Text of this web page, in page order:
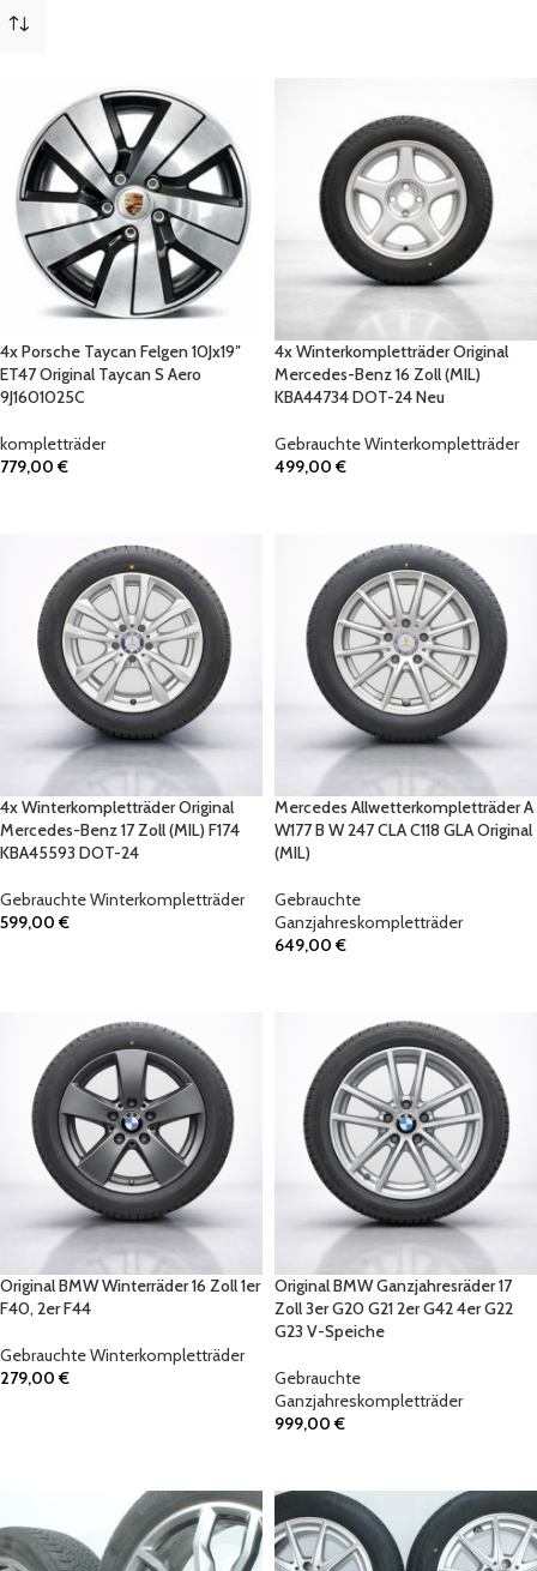
*TURBO*
alle anzeigen(89)
4x Porsche Taycan Felgen 10Jx19″
ET47 Original Taycan S Aero
9J1601025C
kompletträder
779,00€
4x Winterkompletträder Original
Mercedes-Benz 16 Zoll (MIL)
KBA44734 DOT-24 Neu
Gebrauchte Winterkompletträder
499,00€
4x Winterkompletträder Original
Mercedes-Benz 17 Zoll (MIL) F174
KBA45593 DOT-24
Gebrauchte Winterkompletträder
599,00€
Mercedes Allwetterkompletträder A
W177 B W 247 CLA C118 GLA Original
(MIL)
Gebrauchte
Ganzjahreskompletträder
649,00€
Original BMW Winterräder 16 Zoll 1er
F40, 2er F44
Gebrauchte Winterkompletträder
279,00€
Original BMW Ganzjahresräder 17
Zoll 3er G20 G21 2er G42 4er G22
G23 V-Speiche
Gebrauchte
Ganzjahreskompletträder
999,00€